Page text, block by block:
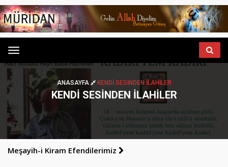
Menu
ANASAYFA KENDI SESINDEN İLAHILER
KENDI SESINDEN İLAHILER
Meşayih-i Kiram Efendilerimiz